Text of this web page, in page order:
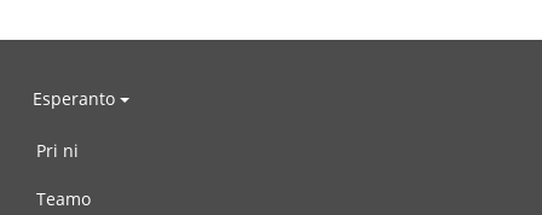
Esperanto
Pri ni
Teamo